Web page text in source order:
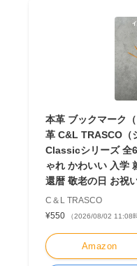
本革 ブックマーク
革 C&L TRASCO（
Classicシリーズ 全
ゃれ かわいい 入学
還暦 敬老の日 お祝
C＆L TRASCO
¥550
（2026/08/02 11:08
Amazon